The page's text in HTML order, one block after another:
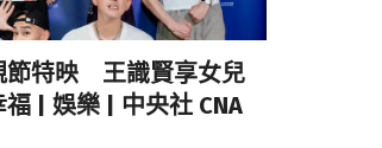
節特映 王識賢享女兒
| 娛樂 | 中央社 CNA